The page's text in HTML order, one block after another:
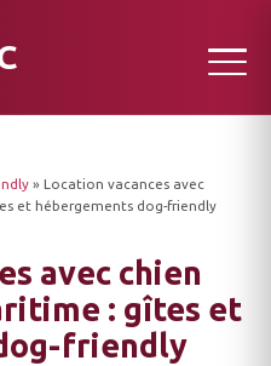
» Location vacances avec
et hébergements dog-friendly
avec chien
: gîtes et
friendly